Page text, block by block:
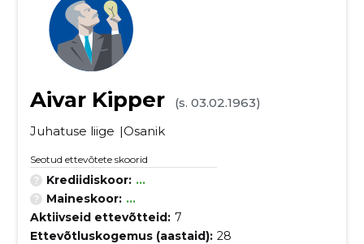
Aivar Kipper
(s. 03.02.1963)
Juhatuse liige
Osanik
Seotud ettevõtete skoorid
Krediidiskoor: ...
Maineskoor: ...
Aktiivseid ettevõtteid: 7
Ettevõtluskogemus (aastaid): 28